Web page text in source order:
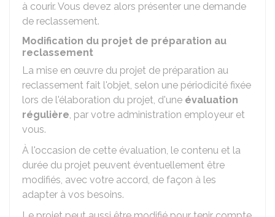
à courir. Vous devez alors présenter une demande
de reclassement.
Modification du projet de préparation au
reclassement
La mise en œuvre du projet de préparation au
reclassement fait l'objet, selon une périodicité fixée
lors de l'élaboration du projet, d'une évaluation
régulière, par votre administration employeur et
vous.
À l'occasion de cette évaluation, le contenu et la
durée du projet peuvent éventuellement être
modifiés, avec votre accord, de façon à les
adapter à vos besoins.